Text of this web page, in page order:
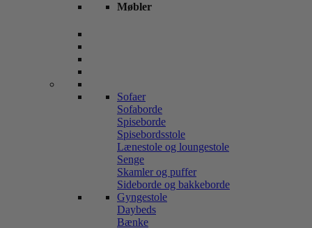
Møbler
Sofaer
Sofaborde
Spiseborde
Spisebordsstole
Lænestole og loungestole
Senge
Skamler og puffer
Sideborde og bakkeborde
Gyngestole
Daybeds
Bænke